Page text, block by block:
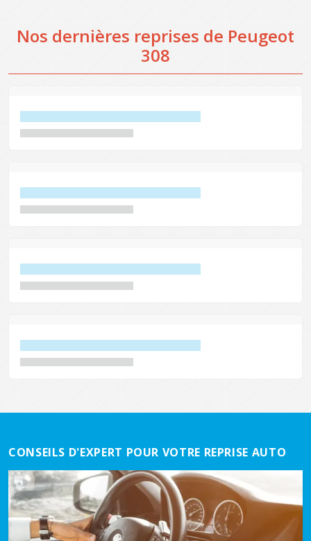
Nos dernières reprises de Peugeot
308
CONSEILS D'EXPERT POUR VOTRE REPRISE AUTO